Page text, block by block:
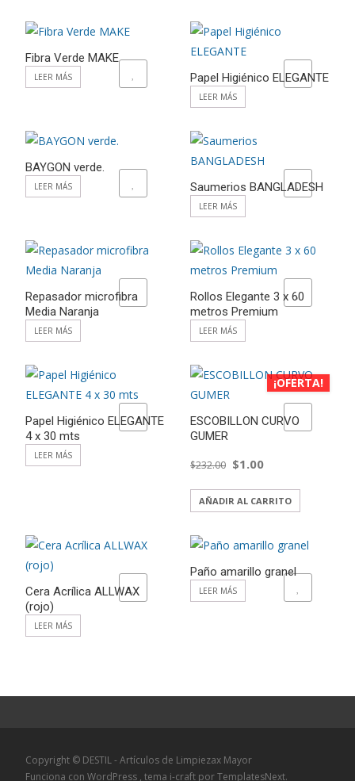
Fibra Verde MAKE
LEER MÁS
ADD TO WISHLIST Papel Higiénico ELEGANTE
LEER MÁS
ADD TO WISHLIST
BAYGON verde.
LEER MÁS
ADD TO WISHLIST Saumerios BANGLADESH
LEER MÁS
ADD TO WISHLIST
Repasador microfibra
Media Naranja
LEER MÁS
ADD TO WISHLIST
Rollos Elegante 3 x 60
metros Premium
LEER MÁS
ADD TO WISHLIST
Papel Higiénico ELEGANTE
4 x 30 mts
LEER MÁS
ADD TO WISHLIST
¡OFERTA!
ESCOBILLON CURVO
GUMER
$232.00 El
precio
era:
$232.00.
$1.00
precio
$1.00.
AÑADIR AL CARRITO
ADD TO WISHLIST
Cera Acrílica ALLWAX
(rojo)
LEER MÁS
ADD TO WISHLIST
Paño amarillo granel
LEER MÁS
ADD TO WISHLIST
Copyright © DESTIL - Artículos de Limpiezax Mayor
Funciona con WordPress , tema i-craft por TemplatesNext.